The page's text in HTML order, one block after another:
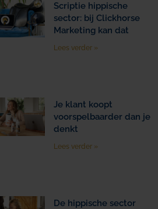
Scriptie hippische
sector: bij Clickhorse
Marketing kan dat
Lees verder »
Je klant koopt
voorspelbaarder dan je
denkt
Lees verder »
De hippische sector